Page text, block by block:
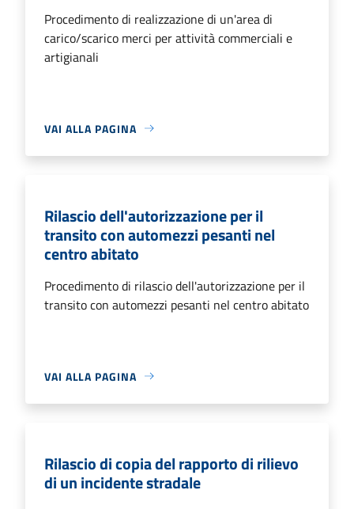
Procedimento di realizzazione di un'area di
carico/scarico merci per attività commerciali e
artigianali
VAI ALLA PAGINA
Rilascio dell'autorizzazione per il
transito con automezzi pesanti nel
centro abitato
Procedimento di rilascio dell'autorizzazione per il
transito con automezzi pesanti nel centro abitato
VAI ALLA PAGINA
Rilascio di copia del rapporto di rilievo
di un incidente stradale